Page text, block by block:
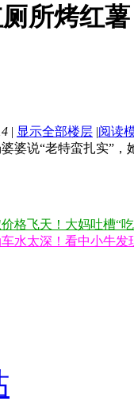
所烤红
| 显示全部楼层 |阅读
婆说“老特蛮扎实”
格飞天！大妈吐槽“
水太深！看中小牛发